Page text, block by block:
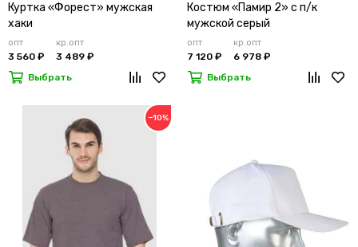
Куртка «Форест» мужская
хаки
опт
3 560 ₽
кр.опт
3 489 ₽
Выбрать
Костюм «Памир 2» с п/к
мужской серый
опт
7 120 ₽
кр.опт
6 978 ₽
Выбрать
−10%